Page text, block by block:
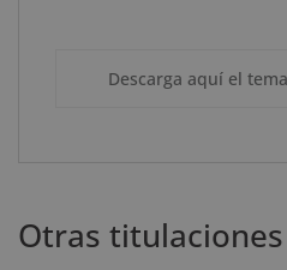
Descarga aquí el
Otras titulaciones